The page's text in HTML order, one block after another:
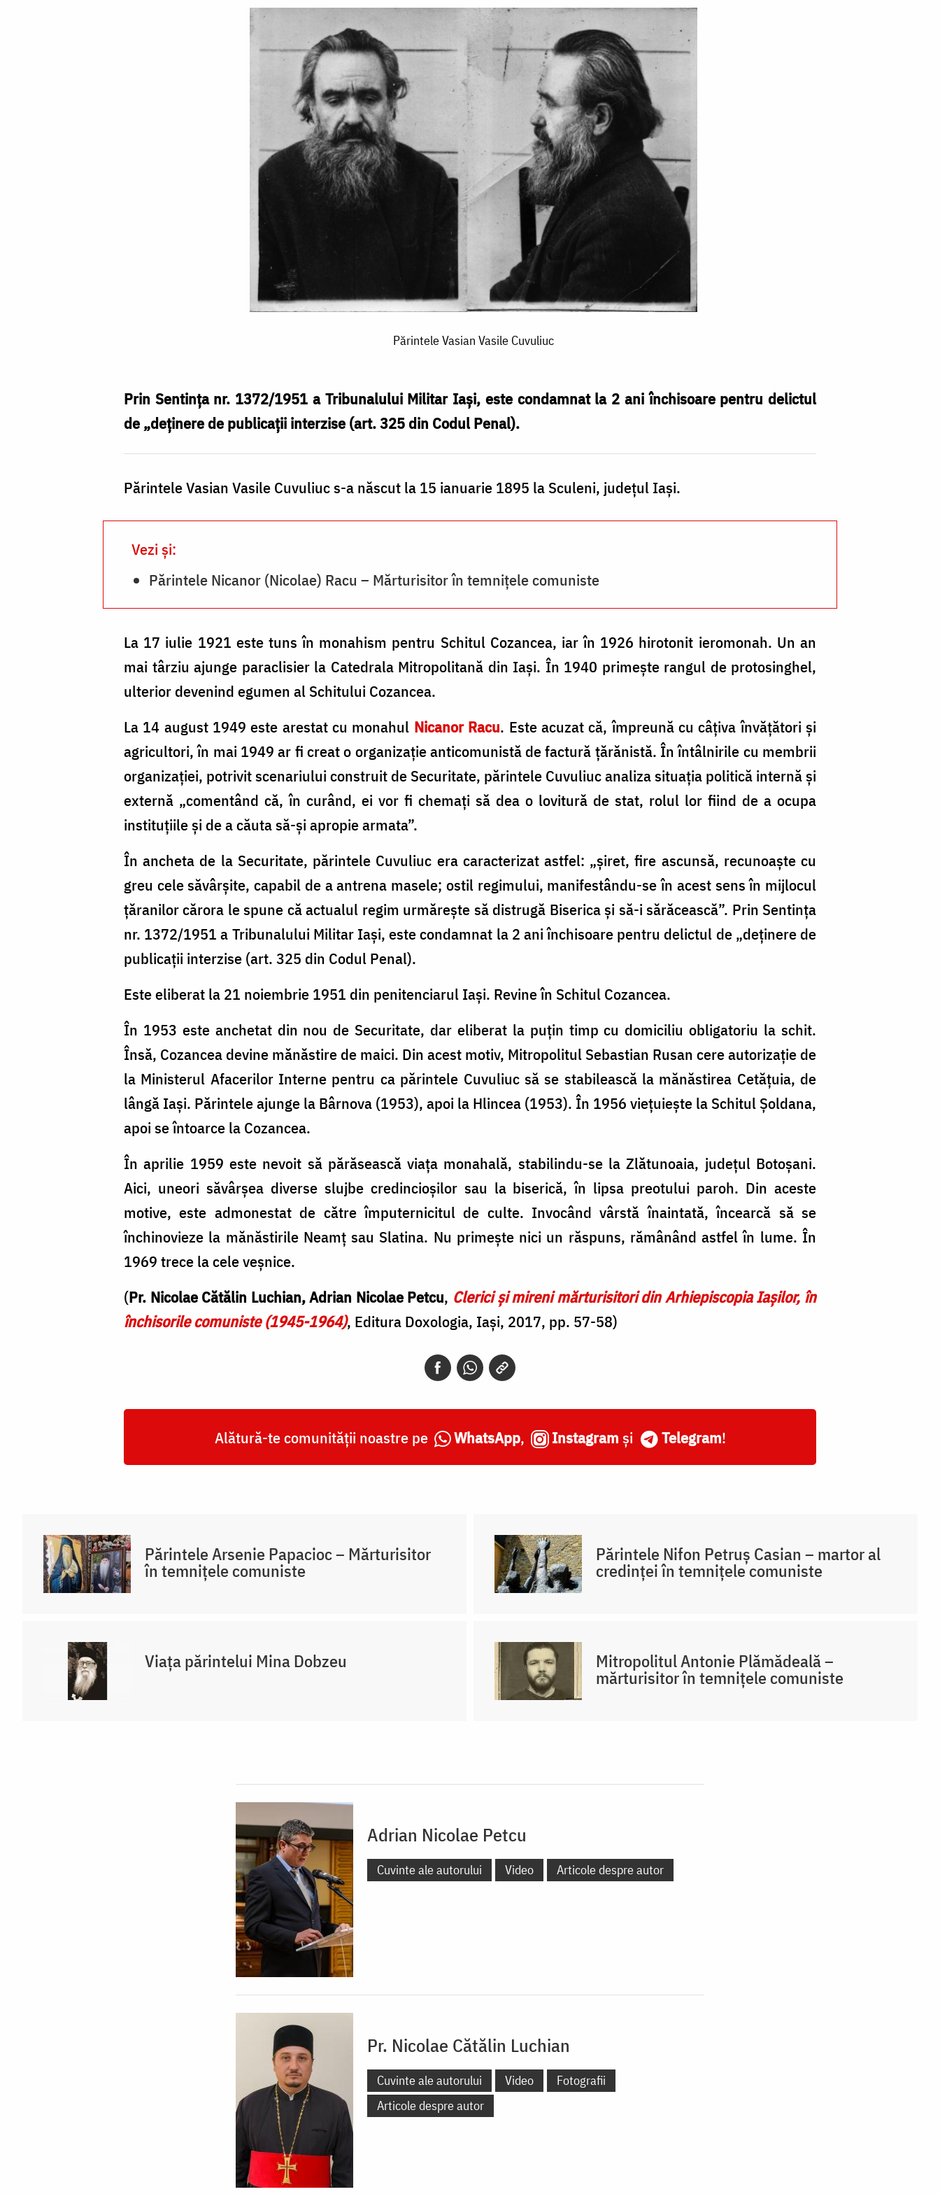
Părintele Vasian Vasile Cuvuliuc
Prin Sentința nr. 1372/1951 a Tribunalului Militar Iași, este condamnat la 2 ani închisoare pentru delictul
de „deținere de publicații interzise (art. 325 din Codul Penal).
Părintele Vasian Vasile Cuvuliuc s-a născut la 15 ianuarie 1895 la Sculeni, județul Iași.
Vezi și:
Părintele Nicanor (Nicolae) Racu – Mărturisitor în temnițele comuniste
La 17 iulie 1921 este tuns în monahism pentru Schitul Cozancea, iar în 1926 hirotonit ieromonah. Un an
mai târziu ajunge paraclisier la Catedrala Mitropolitană din Iași. În 1940 primește rangul de protosinghel,
ulterior devenind egumen al Schitului Cozancea.
La 14 august 1949 este arestat cu monahul Nicanor Racu. Este acuzat că, împreună cu câțiva învățători și
agricultori, în mai 1949 ar fi creat o organizație anticomunistă de factură țărănistă. În întâlnirile cu membrii
organizației, potrivit scenariului construit de Securitate, părintele Cuvuliuc analiza situația politică internă și
externă „comentând că, în curând, ei vor fi chemați să dea o lovitură de stat, rolul lor fiind de a ocupa
instituțiile și de a căuta să-și apropie armata”.
În ancheta de la Securitate, părintele Cuvuliuc era caracterizat astfel: „șiret, fire ascunsă, recunoaște cu
greu cele săvârșite, capabil de a antrena masele; ostil regimului, manifestându-se în acest sens în mijlocul
țăranilor cărora le spune că actualul regim urmărește să distrugă Biserica și să-i sărăcească”. Prin Sentința
nr. 1372/1951 a Tribunalului Militar Iași, este condamnat la 2 ani închisoare pentru delictul de „deținere de
publicații interzise (art. 325 din Codul Penal).
Este eliberat la 21 noiembrie 1951 din penitenciarul Iași. Revine în Schitul Cozancea.
În 1953 este anchetat din nou de Securitate, dar eliberat la puțin timp cu domiciliu obligatoriu la schit.
Însă, Cozancea devine mănăstire de maici. Din acest motiv, Mitropolitul Sebastian Rusan cere autorizație de
la Ministerul Afacerilor Interne pentru ca părintele Cuvuliuc să se stabilească la mănăstirea Cetățuia, de
lângă Iași. Părintele ajunge la Bârnova (1953), apoi la Hlincea (1953). În 1956 viețuiește la Schitul Șoldana,
apoi se întoarce la Cozancea.
În aprilie 1959 este nevoit să părăsească viața monahală, stabilindu-se la Zlătunoaia, județul Botoșani.
Aici, uneori săvârșea diverse slujbe credincioșilor sau la biserică, în lipsa preotului paroh. Din aceste
motive, este admonestat de către împuternicitul de culte. Invocând vârstă înaintată, încearcă să se
închinovieze la mănăstirile Neamț sau Slatina. Nu primește nici un răspuns, rămânând astfel în lume. În
1969 trece la cele veșnice.
(Pr. Nicolae Cătălin Luchian, Adrian Nicolae Petcu, Clerici şi mireni mărturisitori din Arhiepiscopia Iaşilor, în
închisorile comuniste (1945-1964), Editura Doxologia, Iași, 2017, pp. 57-58)
Alătură-te comunității noastre pe WhatsApp, Instagram și Telegram!
Părintele Arsenie Papacioc – Mărturisitor
în temnițele comuniste
Părintele Nifon Petruș Casian – martor al
credinței în temnițele comuniste
Viața părintelui Mina Dobzeu Mitropolitul Antonie Plămădeală –
mărturisitor în temnițele comuniste
Adrian Nicolae Petcu
Cuvinte ale autorului Video Articole despre autor
Pr. Nicolae Cătălin Luchian
Cuvinte ale autorului Video
Fotografii
Articole despre autor